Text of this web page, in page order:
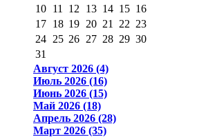
10 11 12 13 14 15 16
17 18 19 20 21 22 23
24 25 26 27 28 29 30
31
Август 2026 (4)
Июль 2026 (16)
Июнь 2026 (15)
Май 2026 (18)
Апрель 2026 (28)
Март 2026 (35)